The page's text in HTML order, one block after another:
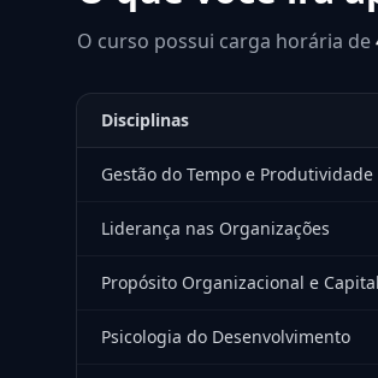
O curso possui carga horária de
Disciplinas
Gestão do Tempo e Produtividade
Liderança nas Organizações
Propósito Organizacional e
Psicologia do Desenvolvimento